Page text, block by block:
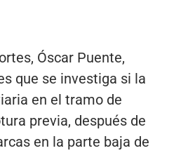
Óscar Puente,
que se investiga si la
en el tramo de
previa, después de
en la parte baja de